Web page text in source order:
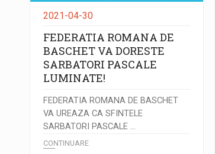
2021-04-30
FEDERATIA ROMANA DE
BASCHET VA DORESTE
SARBATORI PASCALE
LUMINATE!
FEDERATIA ROMANA DE BASCHET
VA UREAZA CA SFINTELE
SARBATORI PASCALE ...
CONTINUARE